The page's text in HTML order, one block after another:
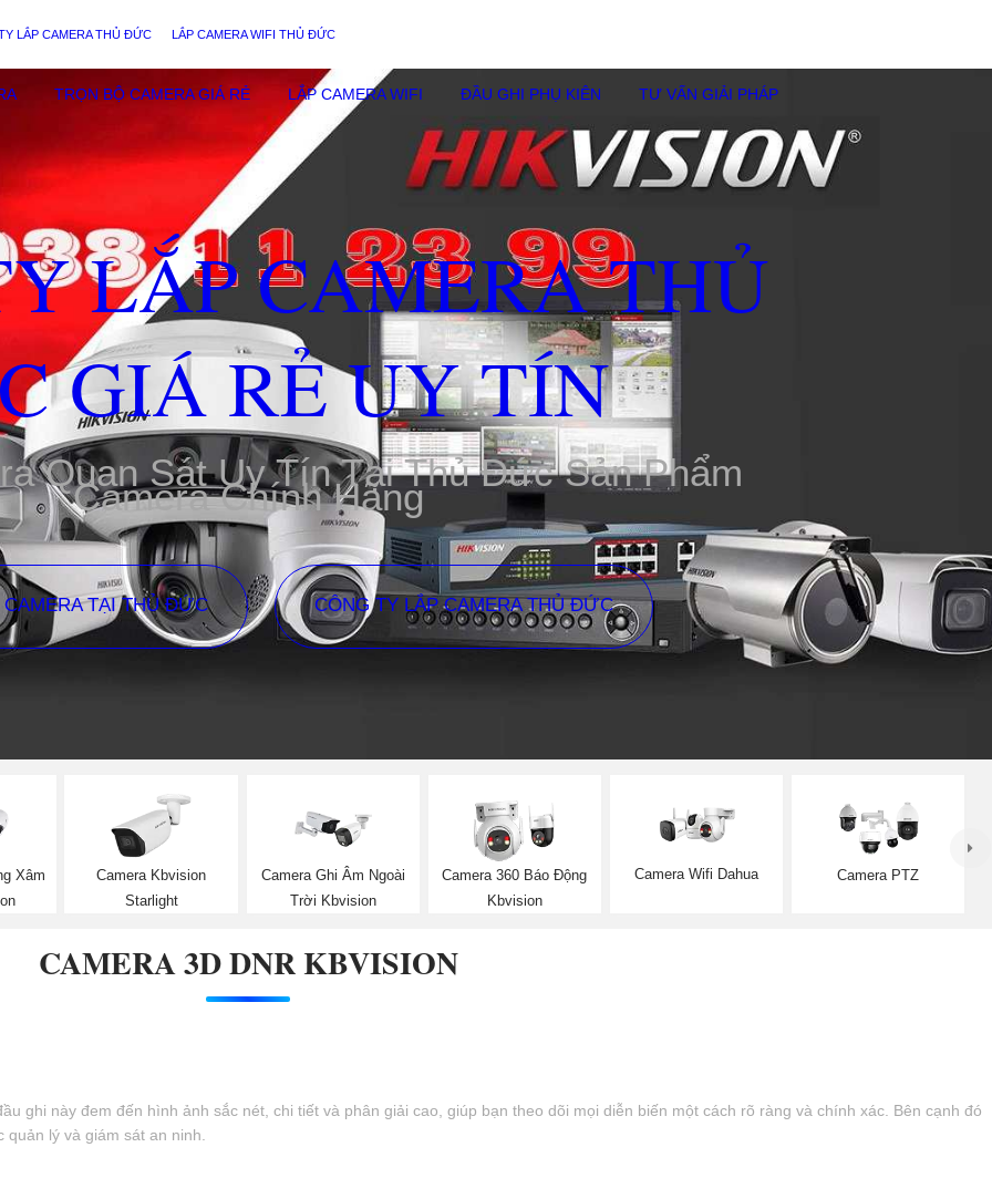
LẮP CAMERA THỦ ĐỨC LẮP CAMERA WIFI THỦ ĐỨC
TRỌN BỘ CAMERA GIÁ RẺ LẮP CAMERA WIFI ĐẦU GHI PHỤ KIÊN TƯ VẤN GIẢI PHÁP
LẮP CAMERA THỦ
GIÁ RẺ UY TÍN
Quan Sát Uy Tín Tại Thủ Đức Sản Phẩm
Camera Chính Hãng
TẠI THỦ ĐỨC CÔNG TY LẮP CAMERA THỦ ĐỨC
Xâm
Camera Kbvision
Starlight
Camera Ghi Âm Ngoài
Trời Kbvision
Camera 360 Báo Động
Kbvision
Camera Wifi Dahua Camera PTZ
CAMERA 3D DNR KBVISION
ghi này đem đến hình ảnh sắc nét, chi tiết và phân giải cao, giúp bạn theo dõi mọi diễn biến một cách rõ ràng và chính xác. Bên cạnh đó
lý và giám sát an ninh.